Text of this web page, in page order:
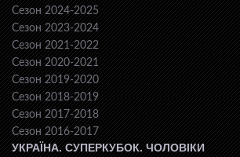
Сезон 2024-2025
Сезон 2023-2024
Сезон 2021-2022
Сезон 2020-2021
Сезон 2019-2020
Сезон 2018-2019
Сезон 2017-2018
Сезон 2016-2017
УКРАЇНА. СУПЕРКУБОК. ЧОЛОВІКИ